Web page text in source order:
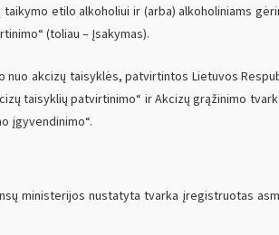
taikymo etilo alkoholiui ir (arba) alkoholiniams
(toliau – Įsakymas).
akcizų taisyklės, patvirtintos Lietuvos
taisyklių patvirtinimo“ ir Akcizų grąžinimo
įgyvendinimo“.
ministerijos nustatyta tvarka įregistruotas